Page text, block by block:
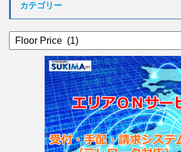
カテゴリー
カ
テ